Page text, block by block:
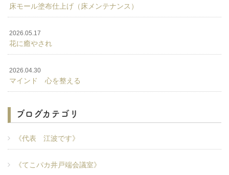
床モール塗布仕上げ（床メンテナンス）
2026.05.17
花に癒やされ
2026.04.30
マインド 心を整える
ブログカテゴリ
《代表 江波です》
《てこパカ井戸端会議室》